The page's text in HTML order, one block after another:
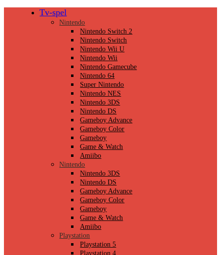
Tv-spel
Nintendo
Nintendo Switch 2
Nintendo Switch
Nintendo Wii U
Nintendo Wii
Nintendo Gamecube
Nintendo 64
Super Nintendo
Nintendo NES
Nintendo 3DS
Nintendo DS
Gameboy Advance
Gameboy Color
Gameboy
Game & Watch
Amiibo
Nintendo
Nintendo 3DS
Nintendo DS
Gameboy Advance
Gameboy Color
Gameboy
Game & Watch
Amiibo
Playstation
Playstation 5
Playstation 4